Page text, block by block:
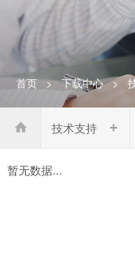
首页 > 下载中心 >
 技术支持
暂无数据...